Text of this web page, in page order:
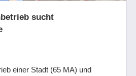
sucht
einer Stadt (65 MA) und